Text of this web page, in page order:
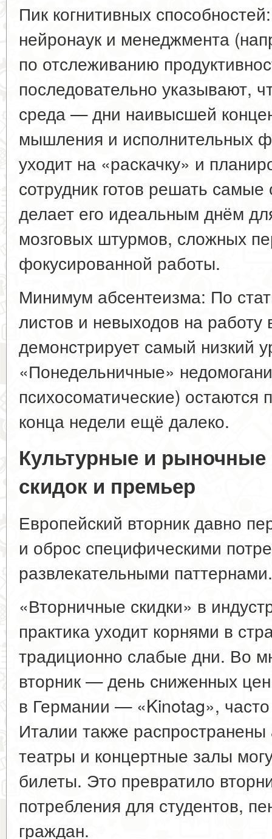
Пик когнитивных
нейронаук и менеджмента
по отслеживанию
последовательно указывают,
среда — дни наивысшей
мышления и исполнительных
уходит на «раскачку» и
сотрудник готов решать
делает его идеальным днём
мозговых штурмов, сложных
фокусированной работы.
Минимум абсентеизма: По
листов и невыходов на работу
демонстрирует самый низкий
«Понедельничные»
психосоматические) остаются
конца недели ещё далеко.
Культурные и рыночные
скидок и премьер
Европейский вторник давно
и оброс специфическими
развлекательными паттернами.
«Вторничные скидки» в
практика уходит корнями в
традиционно слабые дни. Во
вторник — день сниженных
в Германии — «Kinotag»,
Италии также
театры и концертные залы
билеты. Это превратило
потребления для студентов,
граждан.